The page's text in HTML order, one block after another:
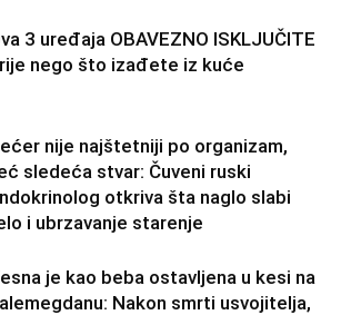
3 uređaja OBAVEZNO ISKLJUČITE
nego što izađete iz kuće
nije najštetniji po organizam,
sledeća stvar: Čuveni ruski
otkriva šta naglo slabi
i ubrzavanje starenje
je kao beba ostavljena u kesi na
Nakon smrti usvojitelja,